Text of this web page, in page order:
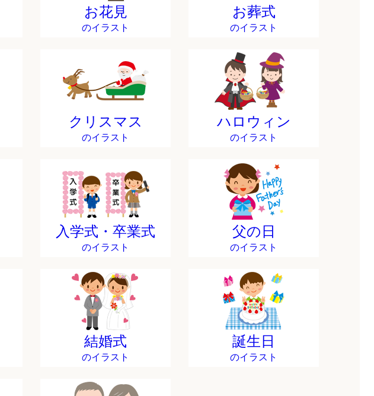
お花見
のイラスト
お葬式
のイラスト
クリスマス
のイラスト
ハロウィン
のイラスト
入学式・卒業式
のイラスト
父の日
のイラスト
結婚式
のイラスト
誕生日
のイラスト